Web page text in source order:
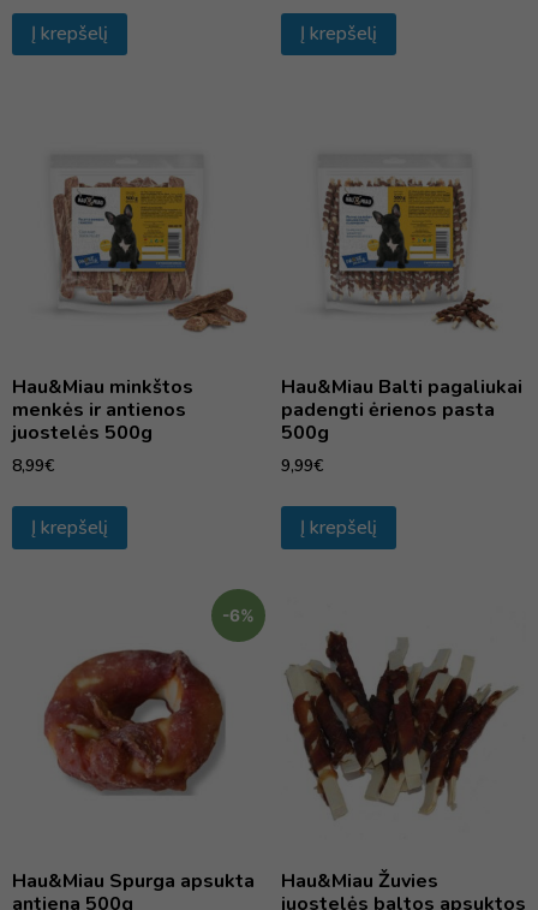
Į krepšelį Į krepšelį
Hau&Miau minkštos
menkės ir antienos
juostelės 500g
8,99€
Į krepšelį
Hau&Miau Balti pagaliukai
padengti ėrienos pasta
500g
9,99€
Į krepšelį
-6%
Hau&Miau Spurga apsukta
antiena 500g
Hau&Miau Žuvies
juostelės baltos apsuktos